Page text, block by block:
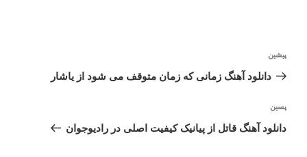
نوشته
قبلی
پیشین
دانلود آهنگ زمانی که زمان متوقف می شود از یاشار
نوشته‌ٔ
بعدی
پسین
دانلود آهنگ قاتل از پیانیک کیفیت اصلی در رادیوجوان